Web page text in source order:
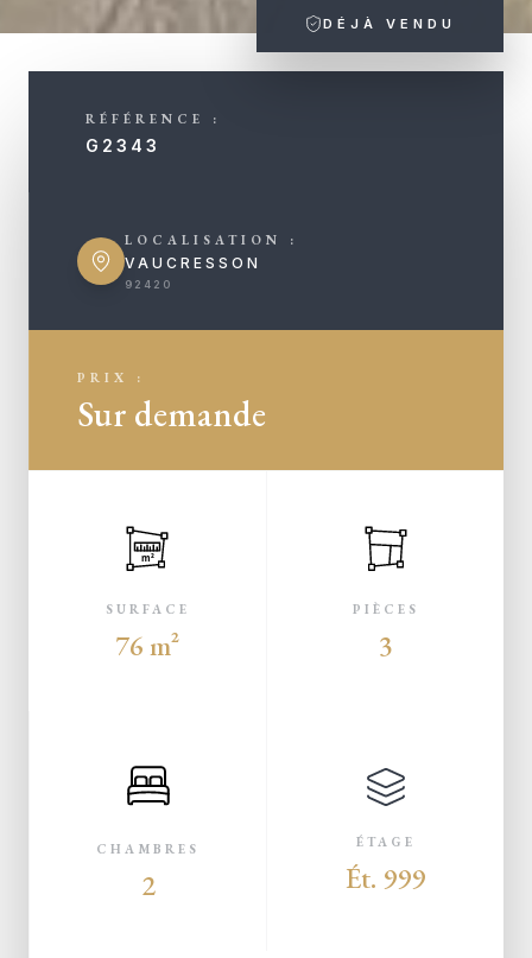
DÉJÀ VENDU
RÉFÉRENCE :
G2343
LOCALISATION :
VAUCRESSON
92420
PRIX :
Sur demande
m²
SURFACE
76 m²
PIÈCES
3
CHAMBRES
2
ÉTAGE
Ét. 999